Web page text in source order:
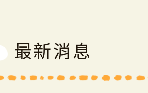
最新消息